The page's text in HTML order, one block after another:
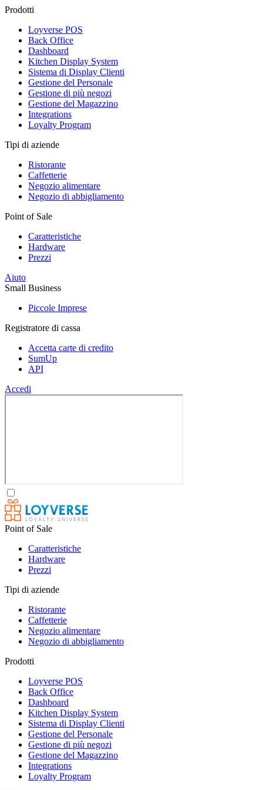
Prodotti
Loyverse POS
Back Office
Dashboard
Kitchen Display System
Sistema di Display Clienti
Gestione del Personale
Gestione di più negozi
Gestione del Magazzino
Integrations
Loyalty Program
Tipi di aziende
Ristorante
Caffetterie
Negozio alimentare
Negozio di abbigliamento
Point of Sale
Caratteristiche
Hardware
Prezzi
Aiuto
Small Business
Piccole Imprese
Registratore di cassa
Accetta carte di credito
SumUp
API
Accedi
Point of Sale
Caratteristiche
Hardware
Prezzi
Tipi di aziende
Ristorante
Caffetterie
Negozio alimentare
Negozio di abbigliamento
Prodotti
Loyverse POS
Back Office
Dashboard
Kitchen Display System
Sistema di Display Clienti
Gestione del Personale
Gestione di più negozi
Gestione del Magazzino
Integrations
Loyalty Program